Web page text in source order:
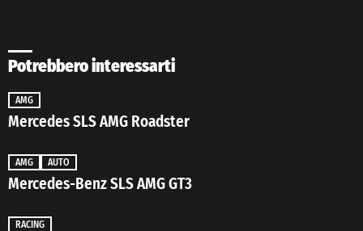
Potrebbero interessarti
AMG
Mercedes SLS AMG Roadster
AMG AUTO
Mercedes-Benz SLS AMG GT3
RACING